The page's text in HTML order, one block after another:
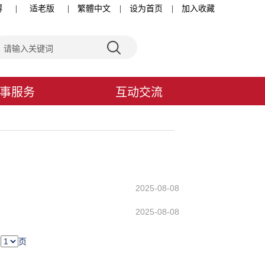
适老版 繁體中文 设为首页 加入收藏
服务 互动交流
2025-08-08
2025-08-08
页